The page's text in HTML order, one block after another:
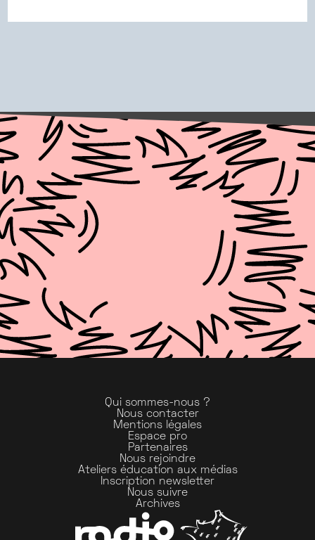
Qui sommes-nous ?
Nous contacter
Mentions légales
Espace pro
Partenaires
Nous rejoindre
Ateliers éducation aux médias
Inscription newsletter
Nous suivre
Archives